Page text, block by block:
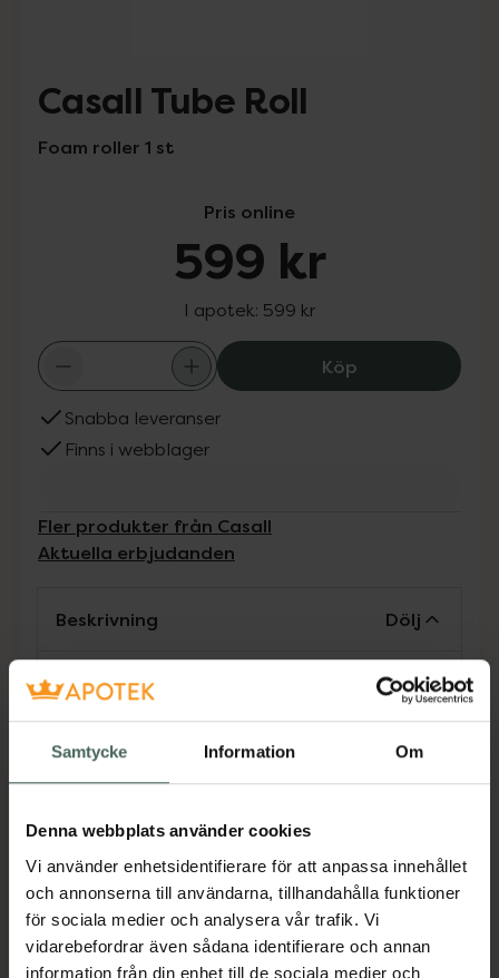
Samtycke Information Om
Denna webbplats använder cookies
Vi använder enhetsidentifierare för att anpassa innehållet
och annonserna till användarna, tillhandahålla funktioner
för sociala medier och analysera vår trafik. Vi
vidarebefordrar även sådana identifierare och annan
information från din enhet till de sociala medier och
Casall Tube Roll
Foam roller 1 st
Pris online
599 kr
I apotek: 599 kr
KöpCasall Tube
Snabba leveranser
Finns i webblager
Fler produkter från Casall
Aktuella erbjudanden
Beskrivning Dölj
En foam roller med hårda piggar som kommer
åt dina stela muskler på djupet. Stimulera
uppbyggnaden av mjölksyra. Använd den till
uppvärmning eller efter högintensiva pass för
en slät yta i mitten, för optimalt läge mot
ryggen.
Mått: H:150 B:150 D:330 mm
Jämförpris
599 kr / st
EAN:07323344014636